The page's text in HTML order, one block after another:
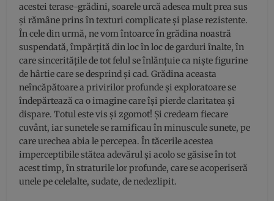
acestei terase-grădini, soarele urcă adesea mult prea sus
și rămâne prins în texturi complicate și plase rezistente.
În cele din urmă, ne vom întoarce în grădina noastră
suspendată, împărțită din loc în loc de garduri înalte, în
care sinceritățile de tot felul se înlănțuie ca niște figurine
de hârtie care se desprind și cad. Grădina aceasta
neîncăpătoare a privirilor profunde și exploratoare se
îndepărtează ca o imagine care își pierde claritatea și
dispare. Totul este vis și zgomot! Și credeam fiecare
cuvânt, iar sunetele se ramificau în minuscule sunete, pe
care urechea abia le percepea. În tăcerile acestea
imperceptibile stătea adevărul și acolo se găsise în tot
acest timp, în straturile lor profunde, care se acoperiseră
unele pe celelalte, sudate, de nedezlipit.